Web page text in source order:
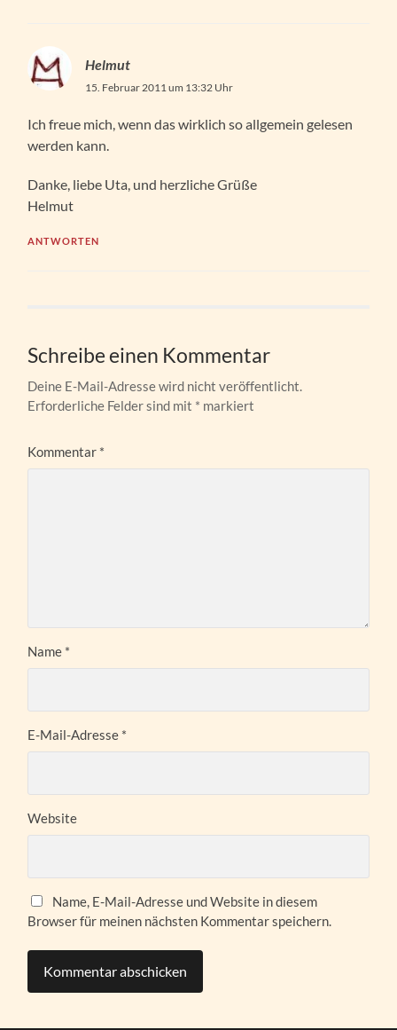
Helmut
15. Februar 2011 um 13:32 Uhr
Ich freue mich, wenn das wirklich so allgemein gelesen
werden kann.
Danke, liebe Uta, und herzliche Grüße
Helmut
ANTWORTEN
Schreibe einen Kommentar
Deine E-Mail-Adresse wird nicht veröffentlicht.
Erforderliche Felder sind mit * markiert
Kommentar *
Name *
E-Mail-Adresse *
Website
Name, E-Mail-Adresse und Website in diesem
Browser für meinen nächsten Kommentar speichern.